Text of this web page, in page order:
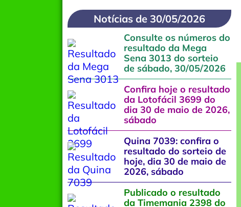
Notícias de 30/05/2026
Consulte os números do
resultado da Mega
Sena 3013 do sorteio
de sábado, 30/05/2026
Confira hoje o resultado
da Lotofácil 3699 do
dia 30 de maio de 2026,
sábado
Quina 7039: confira o
resultado do sorteio de
hoje, dia 30 de maio de
2026, sábado
Publicado o resultado
da Timemania 2398 do